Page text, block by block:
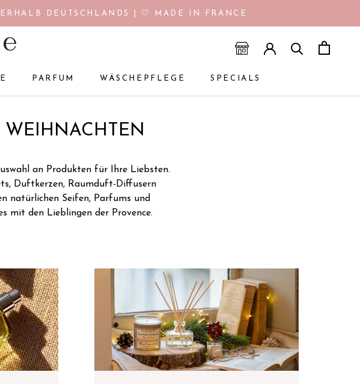
DEUTSCHLANDS | 🤍 MADE IN FRANCE
PARFUM
WÄSCHEPFLEGE
SPECIALS
an Produkten für Ihre Liebsten.
Duftkerzen, Raumduft-Diffusern
natürlichen Seifen, Parfums und
mit den Lieblingen der Provence.